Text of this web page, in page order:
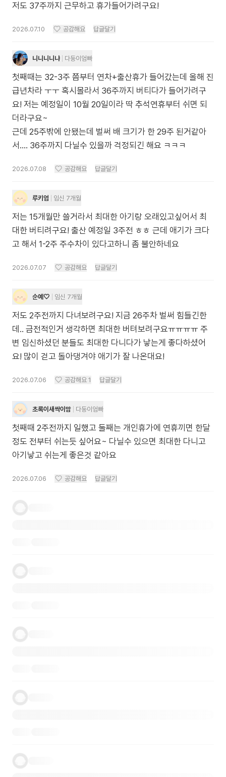
저도 37주까지 근무하고 휴가들어가려구요!
2026.07.10 공감해요 답글달기
니니니니냐 다둥이엄빠
첫째때는 32-3주 쯤부터 연차+출산휴가 들어갔는데 올해 진
급년차라 ㅜㅜ 혹시몰라서 36주까지 버티다가 들어가려구
요! 저는 예정일이 10월 20일이라 딱 추석연휴부터 쉬면 되
더라구요~
근데 25주밖에 안됐는데 벌써 배 크기가 한 29주 된거같아
서.... 36주까지 다닐수 있을까 걱정되긴 해요 ㅋㅋㅋ
2026.07.08 공감해요 답글달기
루키엄 임신 7개월
저는 15개월만 쓸거라서 최대한 아기랑 오래있고싶어서 최
대한 버티려구요! 출산 예정일 3주전 ㅎㅎ 근데 애기가 크다
고 해서 1-2주 주수차이 있다고하니 좀 불안하네요
2026.07.07 공감해요 답글달기
순예🤍 임신 7개월
저도 2주전까지 다녀보려구요! 지금 26주차 벌써 힘들긴한
데.. 금전적인거 생각하면 최대한 버텨보려구요ㅠㅠㅠㅠ 주
변 임신하셨던 분들도 최대한 다니다가 낳는게 좋다하셨어
요! 많이 걷고 돌아댕겨야 애기가 잘 나온대요!
2026.07.06 공감해요 1 답글달기
초록이새싹이맘 다둥이엄빠
첫째때 2주전까지 일했고 둘째는 개인휴가에 연휴끼면 한달
정도 전부터 쉬는듯 싶어요~ 다닐수 있으면 최대한 다니고
아기낳고 쉬는게 좋은것 같아요
2026.07.06 공감해요 답글달기